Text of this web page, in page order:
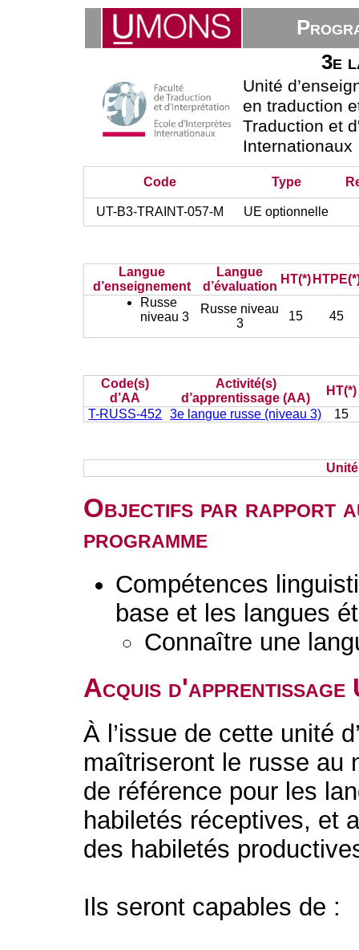
3e
Unité
en traduction
Traduction et
Internationaux
Code Type
UT-B3-TRAINT-057-M UE optionnelle
Langue
d’enseignement
Langue
d’évaluation
HT(*)
Russe
niveau 3
Russe niveau
3
15 45
Code(s)
d’AA
Activité(s)
d’apprentissage (AA)
HT(*)
T-RUSS-452
3e langue russe (niveau 3) 15
Objectifs par rapport
programme
Compétences
base et les langues
Connaître une
Acquis d'apprentissage
À l’issue de cette unité
maîtriseront le russe au
de référence pour les
habiletés réceptives, et
des habiletés
Ils seront capables de :